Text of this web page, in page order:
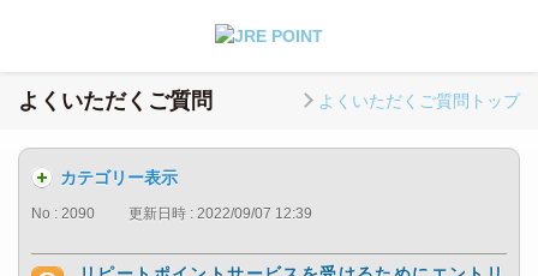
よくいただくご質問 よくいただくご質問トップ
カテゴリー表示
No : 2090 更新日時 : 2022/09/07 12:39